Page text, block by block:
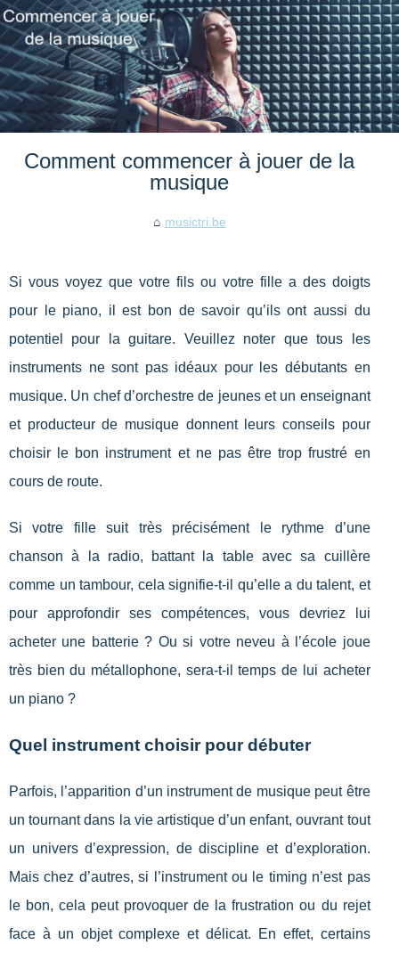
Comment commencer à jouer de la
musique
musictri.be
Si vous voyez que votre fils ou votre fille a des doigts
pour le piano, il est bon de savoir qu’ils ont aussi du
potentiel pour la guitare. Veuillez noter que tous les
instruments ne sont pas idéaux pour les débutants en
musique. Un chef d’orchestre de jeunes et un enseignant
et producteur de musique donnent leurs conseils pour
choisir le bon instrument et ne pas être trop frustré en
cours de route.
Si votre fille suit très précisément le rythme d’une
chanson à la radio, battant la table avec sa cuillère
comme un tambour, cela signifie-t-il qu’elle a du talent, et
pour approfondir ses compétences, vous devriez lui
acheter une batterie ? Ou si votre neveu à l’école joue
très bien du métallophone, sera-t-il temps de lui acheter
un piano ?
Quel instrument choisir pour débuter
Parfois, l’apparition d’un instrument de musique peut être
un tournant dans la vie artistique d’un enfant, ouvrant tout
un univers d’expression, de discipline et d’exploration.
Mais chez d’autres, si l’instrument ou le timing n’est pas
le bon, cela peut provoquer de la frustration ou du rejet
face à un objet complexe et délicat. En effet, certains